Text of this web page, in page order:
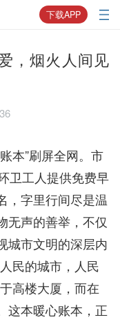
下载APP
，烟火人间见
本”刷屏全网。市
卫工人提供免费早
，字里行间尽是温
无声的善举，不仅
城市文明的深层内
民的城市，人民
高楼大厦，而在
这本暖心账本，正